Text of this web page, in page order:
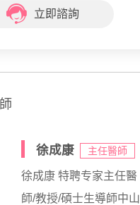
立即諮詢
徐成康 主任醫師
徐成康 特聘专家主任醫
師/教授/碩士生導師中山